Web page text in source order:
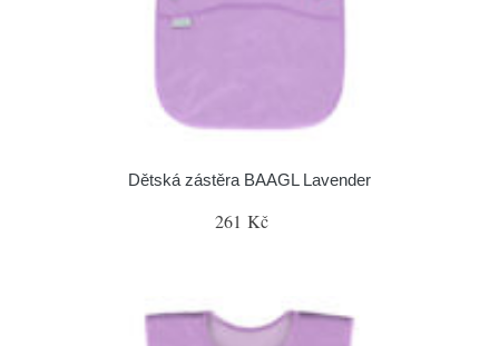
Dětská zástěra BAAGL Lavender
261 Kč